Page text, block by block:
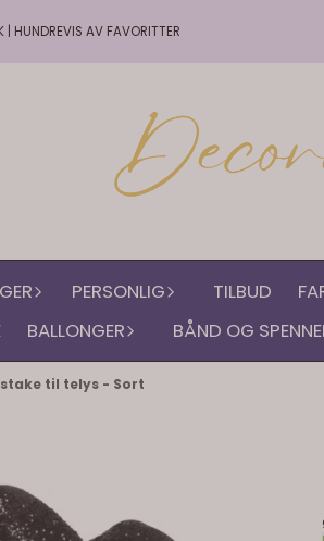
| HUNDREVIS AV FAVORITTER
PERSONLIG TILBUD
BALLONGER BÅND OG
til telys - Sort